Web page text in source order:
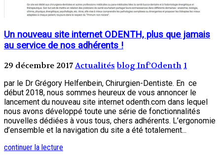
Un nouveau site internet ODENTH, plus que jamais
au service de nos adhérents !
29 décembre 2017Actualités blog Inf’Odenth 1
par le Dr Grégory Helfenbein, Chirurgien-Dentiste. En ce
début 2018, nous sommes heureux de vous annoncer le
lancement du nouveau site internet odenth.com dans lequel
nous avons développé toute une série de fonctionnalités
nouvelles dédiées à vous tous, chers adhérents. L’ergonomie
d’ensemble et la navigation du site a été totalement...
continuer la lecture